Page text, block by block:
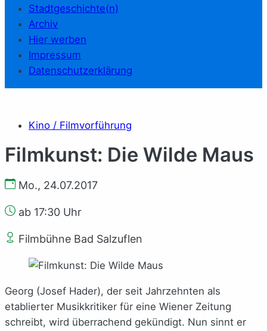
Stadtgeschichte(n)
Archiv
Hier werben
Impressum
Datenschutzerklärung
Kino / Filmvorführung
Filmkunst: Die Wilde Maus
Mo., 24.07.2017
ab 17:30 Uhr
Filmbühne Bad Salzuflen
Georg (Josef Hader), der seit Jahrzehnten als
etablierter Musikkritiker für eine Wiener Zeitung
schreibt, wird überrachend gekündigt. Nun sinnt er